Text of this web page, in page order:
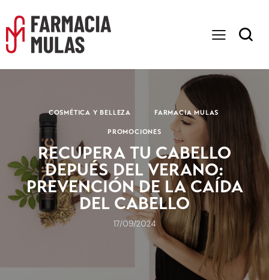
COSMÉTICA Y BELLEZA FARMACIA MULAS
PROMOCIONES
RECUPERA TU CABELLO
DEPUÉS DEL VERANO:
PREVENCIÓN DE LA CAÍDA
DEL CABELLO
17/09/2024